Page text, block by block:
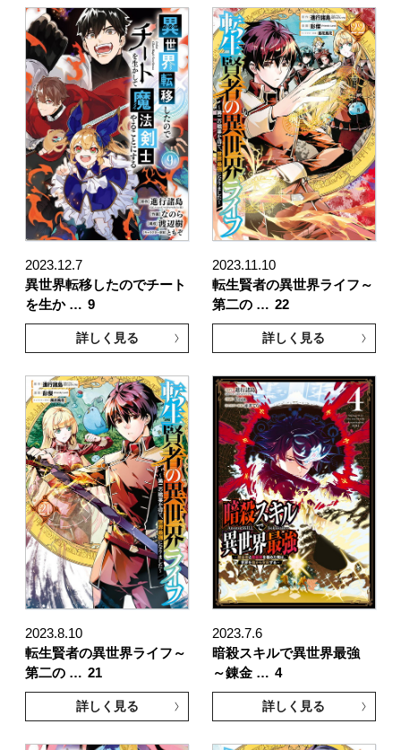
2023.12.7
異世界転移したのでチート
を生か … 9
詳しく見る
2023.11.10
転生賢者の異世界ライフ～
第二の … 22
詳しく見る
2023.8.10
転生賢者の異世界ライフ～
第二の … 21
詳しく見る
2023.7.6
暗殺スキルで異世界最強
～錬金 … 4
詳しく見る